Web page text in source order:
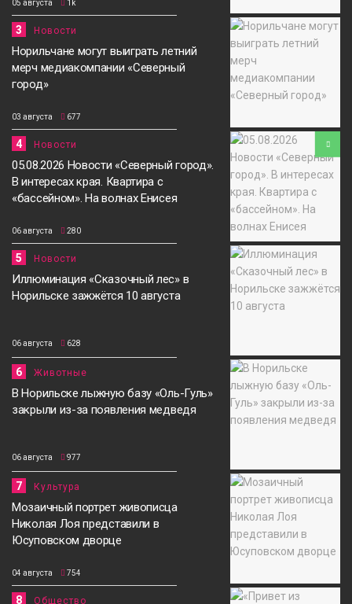
05 августа 1k
3 Новости
Норильчане могут выиграть летний
мерч медиакомпании «Северный
город»
03 августа 677
4 Новости
05.08.2026 Новости «Северный город».
В интересах края. Квартира с
«бассейном». На волнах Енисея
06 августа 280
5 Новости
Иллюминация «Сказочный лес» в
Норильске зажжётся 10 августа
06 августа 628
6 Животные
В Норильске лыжную базу «Оль-Гуль»
закрыли из-за появления медведя
06 августа 977
7 Культура
Мозаичный портрет живописца
Николая Лоя представили в
Юсуповском дворце
04 августа 754
8 Общество